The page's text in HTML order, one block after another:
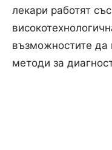
лекари работят
възможностите да
методи за